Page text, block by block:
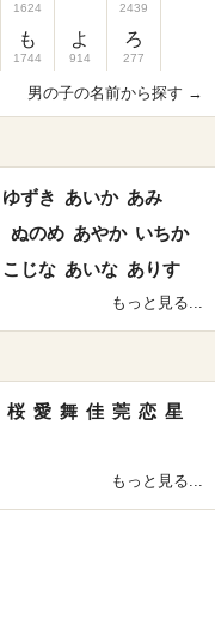
1624
も
1744
よ
914
2439
ろ
277
男の子の名前から探す →
ゆずき あいか あみ
ぬのめ あやか いちか
こじな あいな ありす
もっと見る...
桜 愛 舞 佳 莞 恋 星
もっと見る...